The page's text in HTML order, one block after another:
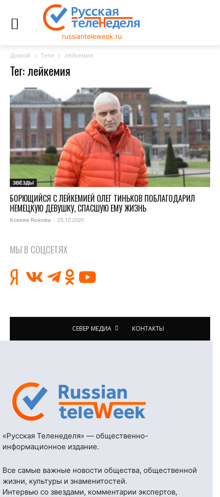
russianteleweek.ru
Домой Теги лейкемия
Тег: лейкемия
ЗВЁЗДЫ
БОРЮЩИЙСЯ С ЛЕЙКЕМИЕЙ ОЛЕГ ТИНЬКОВ ПОБЛАГОДАРИЛ
НЕМЕЦКУЮ ДЕВУШКУ, СПАСШУЮ ЕМУ ЖИЗНЬ
Ксения Яснова - 25.12.2020
МЫ В СОЦСЕТЯХ
СЕВЕР МЕДИА КОНТАКТЫ
«Русская Теленеделя» — общественно-
информационное издание.
Все самые важные новости общества, общественной
жизни, культуры и знаменитостей.
Интервью со звездами, комментарии экспертов,